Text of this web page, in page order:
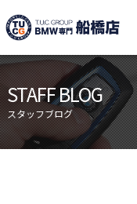
ニュース
目玉車両一覧
保証＆サービス
STAFF BLOG
スタッフブログ